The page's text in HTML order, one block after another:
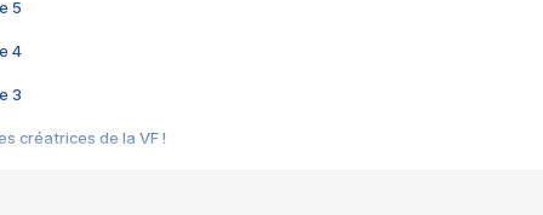
5
4
3
créatrices de la VF !